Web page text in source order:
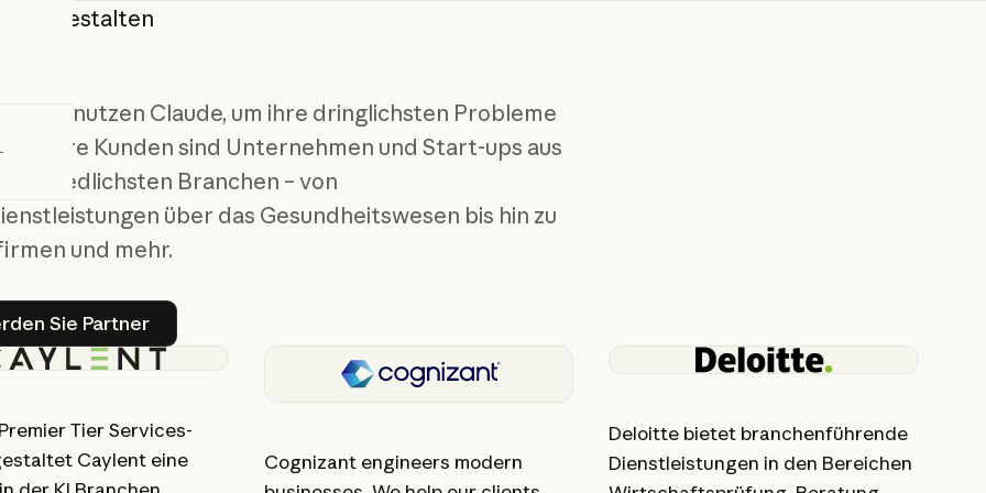
gestalten
nutzen Claude, um ihre dringlichsten Probleme
Unsere Kunden sind Unternehmen und Start-ups aus
Branchen – von
über das Gesundheitswesen bis hin zu
und mehr.
Sie Partner
So werden Sie Partner
Tier Services-
Caylent eine
Cognizant engineers modern
Deloitte bietet branchenführende
Dienstleistungen in den Bereichen